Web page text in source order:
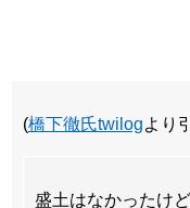
(橋下徹氏twilogより
盛土はなかったけ